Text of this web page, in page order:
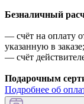
Безналичный
— счёт на оплату
указанную в заказе;
— счёт
Подарочным
Подробнее об